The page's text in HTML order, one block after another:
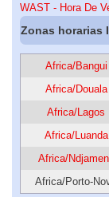
WAST - Hora De
Zonas horarias
Africa/Bangui
Africa/Douala
Africa/Lagos
Africa/Luanda
Africa/
Africa/Porto-